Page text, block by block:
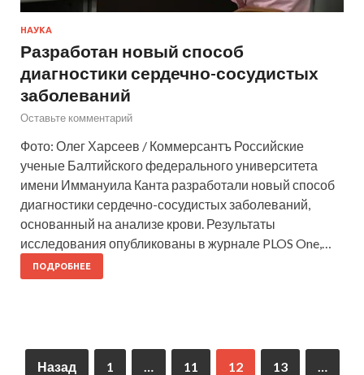
НАУКА
Разработан новый способ
диагностики сердечно-сосудистых
заболеваний
Оставьте комментарий
Фото: Олег Харсеев / Коммерсантъ Российские
ученые Балтийского федерального университета
имени Иммануила Канта разработали новый способ
диагностики сердечно-сосудистых заболеваний,
основанный на анализе крови. Результаты
исследования опубликованы в журнале PLOS One,…
ПОДРОБНЕЕ
Назад 1 … 11 12 13 …